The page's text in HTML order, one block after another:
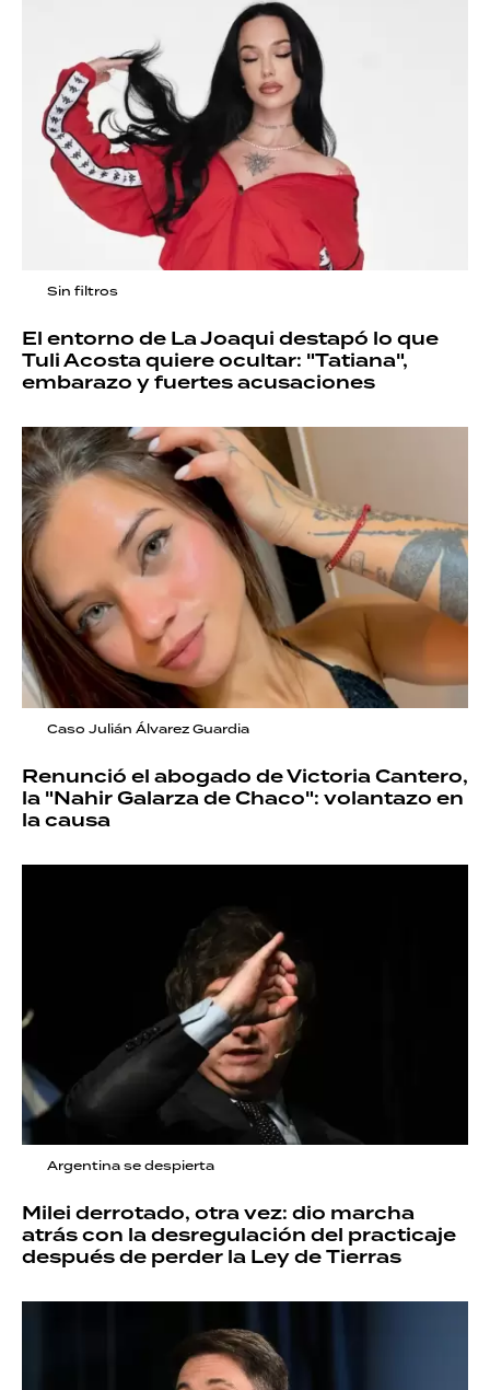
Sin filtros
El entorno de La Joaqui destapó lo que
Tuli Acosta quiere ocultar: "Tatiana",
embarazo y fuertes acusaciones
Caso Julián Álvarez Guardia
Renunció el abogado de Victoria Cantero,
la "Nahir Galarza de Chaco": volantazo en
la causa
Argentina se despierta
Milei derrotado, otra vez: dio marcha
atrás con la desregulación del practicaje
después de perder la Ley de Tierras